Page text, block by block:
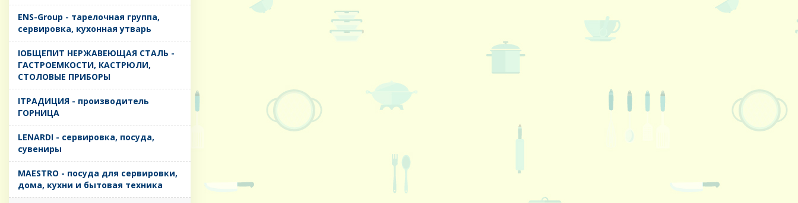
ENS-Group - тарелочная группа,
сервировка, кухонная утварь
IОБЩЕПИТ НЕРЖАВЕЮЩАЯ СТАЛЬ -
ГАСТРОЕМКОСТИ, КАСТРЮЛИ,
СТОЛОВЫЕ ПРИБОРЫ
IТРАДИЦИЯ - производитель
ГОРНИЦА
LENARDI - сервировка, посуда,
сувениры
MAESTRO - посуда для сервировки,
дома, кухни и бытовая техника